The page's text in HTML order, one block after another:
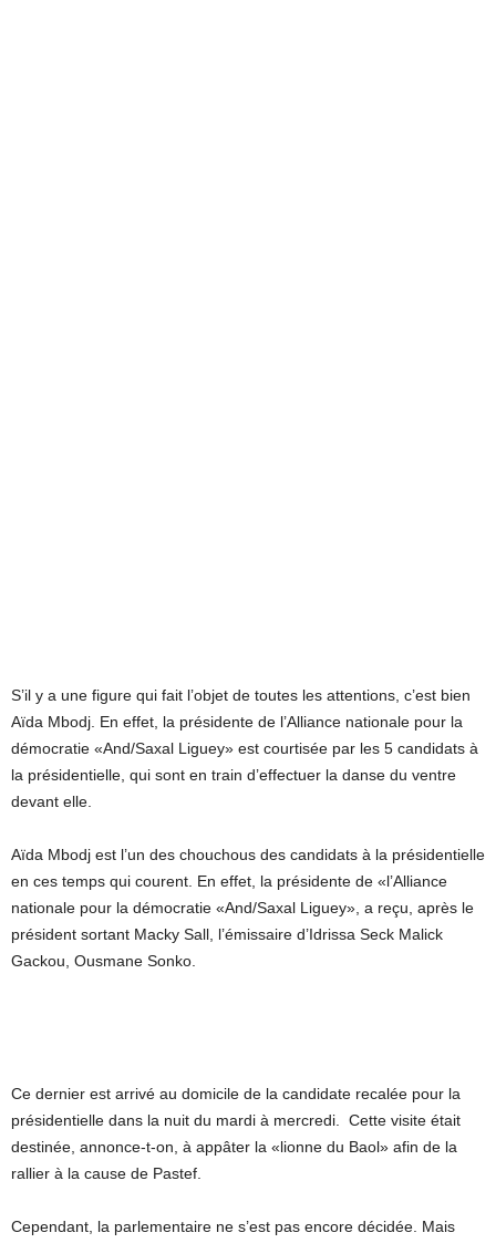
S’il y a une figure qui fait l’objet de toutes les attentions, c’est bien
Aïda Mbodj. En effet, la présidente de l’Alliance nationale pour la
démocratie «And/Saxal Liguey» est courtisée par les 5 candidats à
la présidentielle, qui sont en train d’effectuer la danse du ventre
devant elle.
Aïda Mbodj est l’un des chouchous des candidats à la présidentielle
en ces temps qui courent. En effet, la présidente de «l’Alliance
nationale pour la démocratie «And/Saxal Liguey», a reçu, après le
président sortant Macky Sall, l’émissaire d’Idrissa Seck Malick
Gackou, Ousmane Sonko.
Ce dernier est arrivé au domicile de la candidate recalée pour la
présidentielle dans la nuit du mardi à mercredi. Cette visite était
destinée, annonce-t-on, à appâter la «lionne du Baol» afin de la
rallier à la cause de Pastef.
Cependant, la parlementaire ne s’est pas encore décidée. Mais